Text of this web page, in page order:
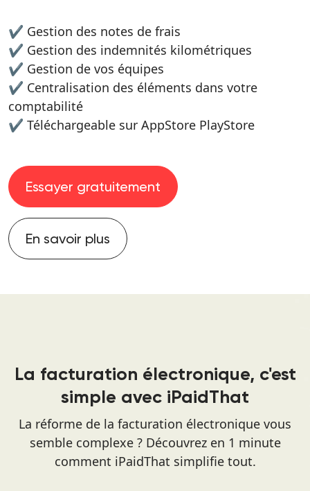
✔ Gestion des notes de frais
✔ Gestion des indemnités kilométriques
✔ Gestion de vos équipes
✔ Centralisation des éléments dans votre
comptabilité
✔ Téléchargeable sur AppStore PlayStore
Essayer gratuitement
En savoir plus
La facturation électronique, c'est
simple avec iPaidThat
La réforme de la facturation électronique vous
semble complexe ? Découvrez en 1 minute
comment iPaidThat simplifie tout.